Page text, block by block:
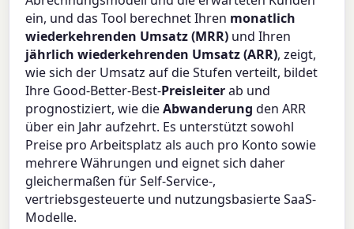
ein, und das Tool berechnet Ihren monatlich
wiederkehrenden Umsatz (MRR) und Ihren
jährlich wiederkehrenden Umsatz (ARR), zeigt,
wie sich der Umsatz auf die Stufen verteilt, bildet
Ihre Good-Better-Best-Preisleiterab und
prognostiziert, wie dieAbwanderung den ARR
über ein Jahr aufzehrt. Es unterstützt sowohl
Preise pro Arbeitsplatz als auch pro Konto sowie
mehrere Währungen und eignet sich daher
gleichermaßen für Self-Service-,
vertriebsgesteuerte und nutzungsbasierte SaaS-
Modelle.